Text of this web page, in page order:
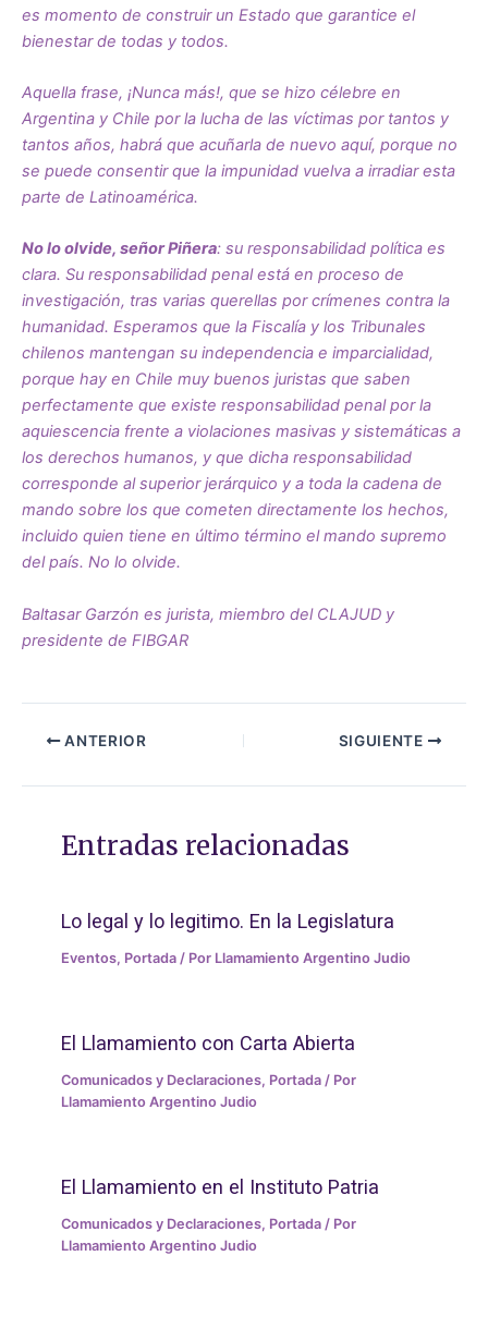
es momento de construir un Estado que garantice el
bienestar de todas y todos.
Aquella frase, ¡Nunca más!, que se hizo célebre en
Argentina y Chile por la lucha de las víctimas por tantos y
tantos años, habrá que acuñarla de nuevo aquí, porque no
se puede consentir que la impunidad vuelva a irradiar esta
parte de Latinoamérica.
No lo olvide, señor Piñera: su responsabilidad política es
clara. Su responsabilidad penal está en proceso de
investigación, tras varias querellas por crímenes contra la
humanidad. Esperamos que la Fiscalía y los Tribunales
chilenos mantengan su independencia e imparcialidad,
porque hay en Chile muy buenos juristas que saben
perfectamente que existe responsabilidad penal por la
aquiescencia frente a violaciones masivas y sistemáticas a
los derechos humanos, y que dicha responsabilidad
corresponde al superior jerárquico y a toda la cadena de
mando sobre los que cometen directamente los hechos,
incluido quien tiene en último término el mando supremo
del país. No lo olvide.
Baltasar Garzón es jurista, miembro del CLAJUD y
presidente de FIBGAR
ANTERIOR SIGUIENTE
Entradas relacionadas
Lo legal y lo legitimo. En la Legislatura
Eventos, Portada / Por Llamamiento Argentino Judio
El Llamamiento con Carta Abierta
Comunicados y Declaraciones, Portada / Por
Llamamiento Argentino Judio
El Llamamiento en el Instituto Patria
Comunicados y Declaraciones, Portada / Por
Llamamiento Argentino Judio